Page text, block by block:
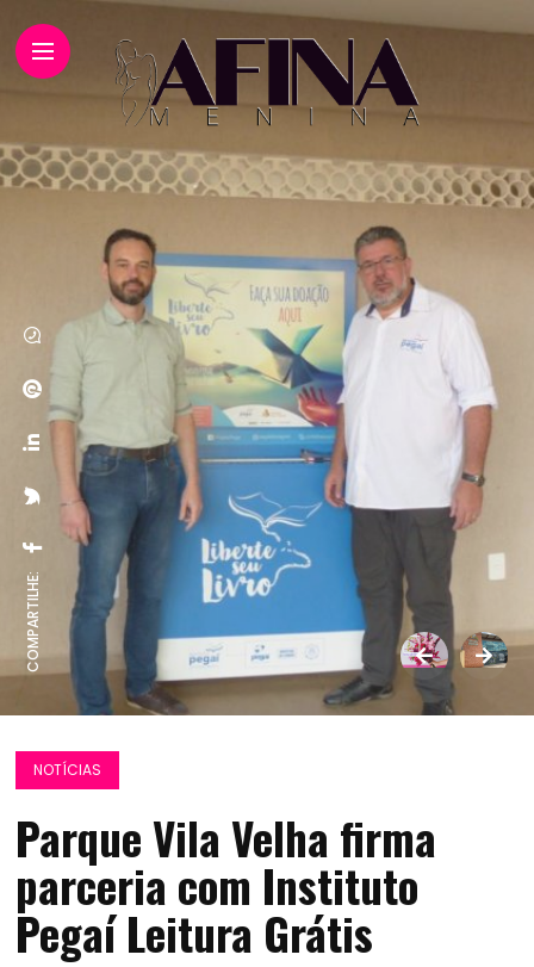
COMPARTILHE:
NOTÍCIAS
Parque Vila Velha firma
parceria com Instituto
Pegaí Leitura Grátis